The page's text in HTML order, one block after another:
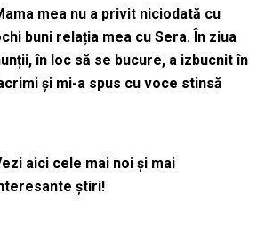
mea nu a privit niciodată cu
buni relația mea cu Sera. În ziua
în loc să se bucure, a izbucnit în
și mi-a spus cu voce stinsă
aici cele mai noi și mai
știri!